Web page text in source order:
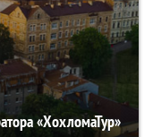
«ХохломаТур»